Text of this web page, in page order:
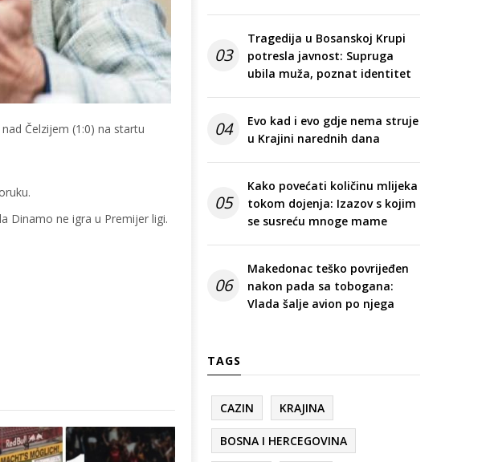
Čelzijem (1:0) na startu
Dinamo ne igra u Premijer ligi.
03
Tragedija u Bosanskoj Krupi
potresla javnost: Supruga
ubila muža, poznat identitet
04
Evo kad i evo gdje nema struje
u Krajini narednih dana
05
Kako povećati količinu mlijeka
tokom dojenja: Izazov s kojim
se susreću mnoge mame
06
Makedonac teško povrijeđen
nakon pada sa tobogana:
Vlada šalje avion po njega
TAGS
CAZIN KRAJINA
BOSNA I HERCEGOVINA